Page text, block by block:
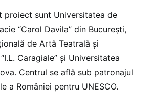
proiect sunt Universitatea de
“Carol Davila” din București,
de Artă Teatrală și
Caragiale” și Universitatea
Centrul se află sub patronajul
a României pentru UNESCO.